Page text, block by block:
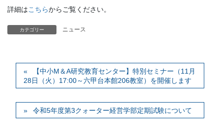
詳細はこちらからご覧ください。
カテゴリー ニュース
【中小M＆A研究教育センター】特別セミナー（11月
28日（火）17:00～六甲台本館206教室）を開催します
令和5年度第3クォーター経営学部定期試験について